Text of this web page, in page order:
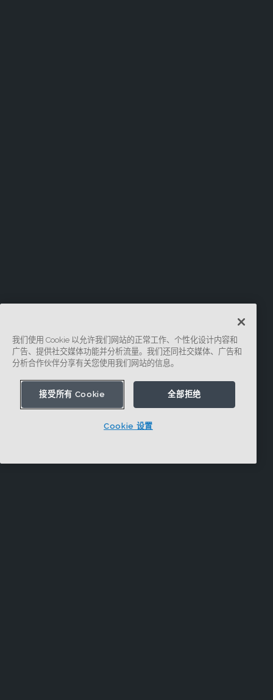
我们使用 Cookie 以允许我们网站的正常工作、个性化设计内容和
广告、提供社交媒体功能并分析流量。我们还同社交媒体、广告和
分析合作伙伴分享有关您使用我们网站的信息。
接受所有 Cookie 全部拒绝
Cookie 设置